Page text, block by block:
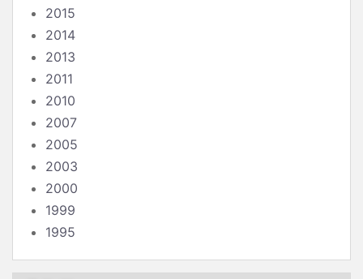
2015
2014
2013
2011
2010
2007
2005
2003
2000
1999
1995